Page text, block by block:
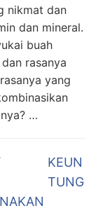
nikmat dan
dan mineral.
buah
rasanya
yang
…
KEUN
TUNG